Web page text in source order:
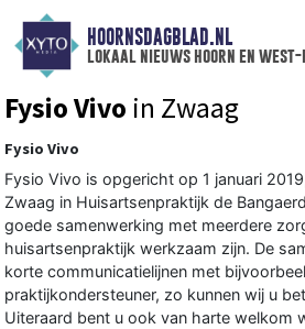
HOORNSDAGBLAD.NL
lokaal nieuws hoorn en
Fysio Vivo in Zwaag
Fysio Vivo
Fysio Vivo is opgericht op 1 januari
Zwaag in Huisartsenpraktijk de
goede samenwerking met meerdere
huisartsenpraktijk werkzaam zijn. De
korte communicatielijnen met
praktijkondersteuner, zo kunnen wij u
Uiteraard bent u ook van harte welkom